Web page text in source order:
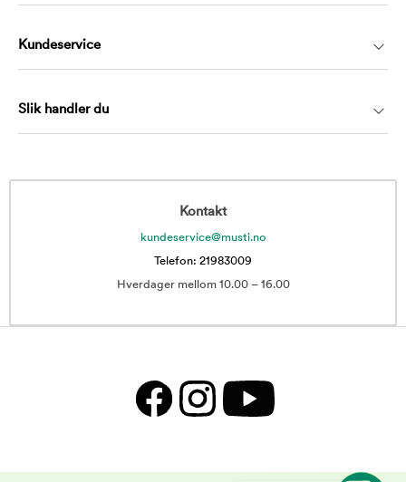
Kundeservice
Slik handler du
Kontakt
kundeservice@musti.no
Telefon: 21983009
Hverdager mellom 10.00 – 16.00